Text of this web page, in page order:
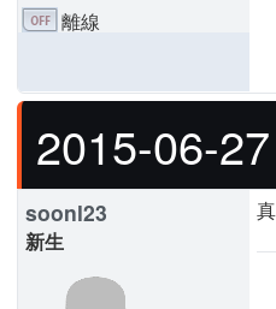
離線
2015-06-
soonl23
新生